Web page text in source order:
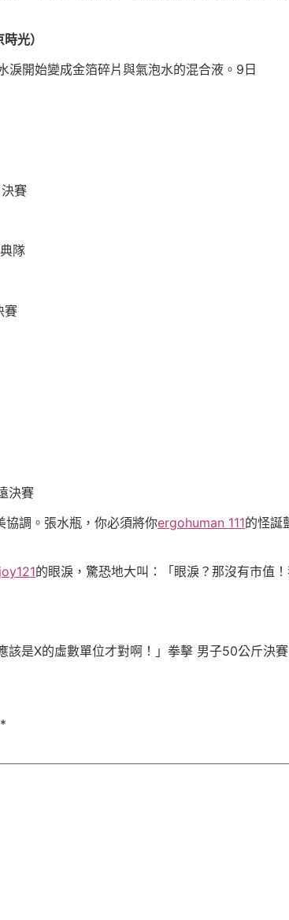
光）
淚開始變成金箔碎片與氣泡水的混合液。9日
賽
典隊
賽
決賽
協調。張水瓶，你必須將你ergohuman 111的怪誕
的眼淚，驚恐地大叫：「眼淚？那沒有市值！
該是X的虛數單位才對啊！」拳擊 男子50公斤決
*